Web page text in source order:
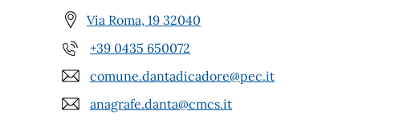
Via Roma, 19 32040
+39 0435 650072
comune.dantadicadore@pec.it
anagrafe.danta@cmcs.it